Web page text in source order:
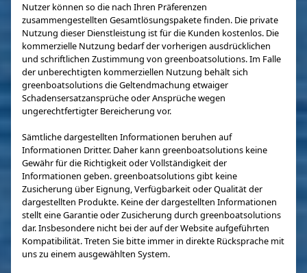
Nutzer können so die nach Ihren Präferenzen
zusammengestellten Gesamtlösungspakete finden. Die private
Nutzung dieser Dienstleistung ist für die Kunden kostenlos. Die
kommerzielle Nutzung bedarf der vorherigen ausdrücklichen
und schriftlichen Zustimmung von greenboatsolutions. Im Falle
der unberechtigten kommerziellen Nutzung behält sich
greenboatsolutions die Geltendmachung etwaiger
Schadensersatzansprüche oder Ansprüche wegen
ungerechtfertigter Bereicherung vor.
Sämtliche dargestellten Informationen beruhen auf
Informationen Dritter. Daher kann greenboatsolutions keine
Gewähr für die Richtigkeit oder Vollständigkeit der
Informationen geben. greenboatsolutions gibt keine
Zusicherung über Eignung, Verfügbarkeit oder Qualität der
dargestellten Produkte. Keine der dargestellten Informationen
stellt eine Garantie oder Zusicherung durch greenboatsolutions
dar. Insbesondere nicht bei der auf der Website aufgeführten
Kompatibilität. Treten Sie bitte immer in direkte Rücksprache mit
uns zu einem ausgewählten System.